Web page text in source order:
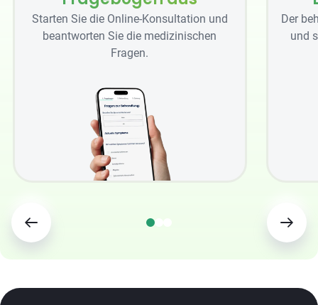
Starten Sie die Online-Konsultation und
beantworten Sie die medizinischen
Fragen.
Der
und